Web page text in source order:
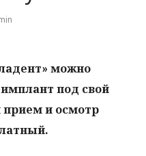
можно
под свой
и осмотр